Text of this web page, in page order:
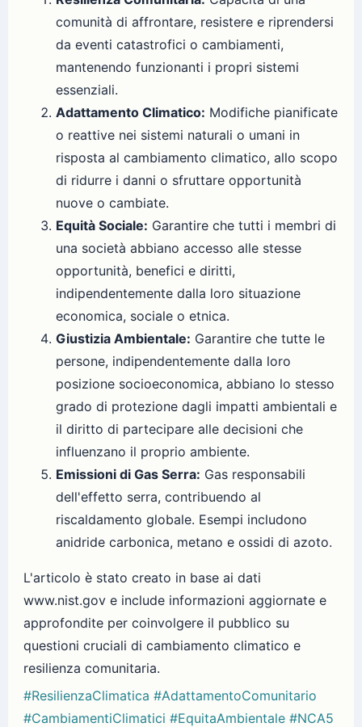
comunità di affrontare, resistere e riprendersi
da eventi catastrofici o cambiamenti,
mantenendo funzionanti i propri sistemi
essenziali.
Adattamento Climatico: Modifiche pianificate
o reattive nei sistemi naturali o umani in
risposta al cambiamento climatico, allo scopo
di ridurre i danni o sfruttare opportunità
nuove o cambiate.
Equità Sociale: Garantire che tutti i membri di
una società abbiano accesso alle stesse
opportunità, benefici e diritti,
indipendentemente dalla loro situazione
economica, sociale o etnica.
Giustizia Ambientale: Garantire che tutte le
persone, indipendentemente dalla loro
posizione socioeconomica, abbiano lo stesso
grado di protezione dagli impatti ambientali e
il diritto di partecipare alle decisioni che
influenzano il proprio ambiente.
Emissioni di Gas Serra: Gas responsabili
dell'effetto serra, contribuendo al
riscaldamento globale. Esempi includono
anidride carbonica, metano e ossidi di azoto.
L'articolo è stato creato in base ai dati
www.nist.gov e include informazioni aggiornate e
approfondite per coinvolgere il pubblico su
questioni cruciali di cambiamento climatico e
resilienza comunitaria.
#ResilienzaClimatica #AdattamentoComunitario
#CambiamentiClimatici #EquitaAmbientale #NCA5